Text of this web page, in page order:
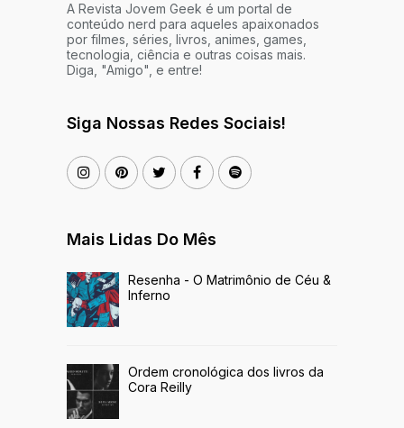
A Revista Jovem Geek é um portal de
conteúdo nerd para aqueles apaixonados
por filmes, séries, livros, animes, games,
tecnologia, ciência e outras coisas mais.
Diga, "Amigo", e entre!
Siga Nossas Redes Sociais!
Mais Lidas Do Mês
Resenha - O Matrimônio de Céu &
Inferno
Ordem cronológica dos livros da
Cora Reilly